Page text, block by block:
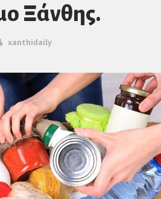
Ξάνθης.
xanthidaily